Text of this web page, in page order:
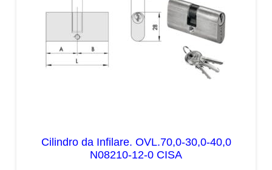
Cilindro da Infilare. OVL.70,0-30,0-40,0
N08210-12-0 CISA